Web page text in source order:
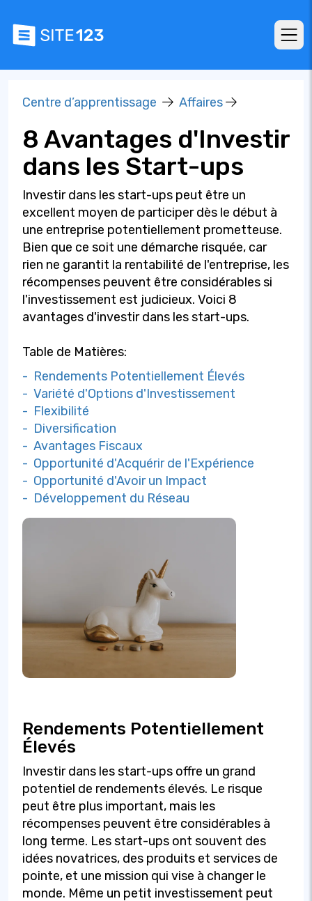
Centre d’apprentissage Affaires
8 Avantages d'Investir
dans les Start-ups
Investir dans les start-ups peut être un
excellent moyen de participer dès le début à
une entreprise potentiellement prometteuse.
Bien que ce soit une démarche risquée, car
rien ne garantit la rentabilité de l'entreprise, les
récompenses peuvent être considérables si
l'investissement est judicieux. Voici 8
avantages d'investir dans les start-ups.
Table de Matières:
- Rendements Potentiellement Élevés
- Variété d'Options d'Investissement
- Flexibilité
- Diversification
- Avantages Fiscaux
- Opportunité d'Acquérir de l'Expérience
- Opportunité d'Avoir un Impact
- Développement du Réseau
Rendements Potentiellement
Élevés
Investir dans les start-ups offre un grand
potentiel de rendements élevés. Le risque
peut être plus important, mais les
récompenses peuvent être considérables à
long terme. Les start-ups ont souvent des
idées novatrices, des produits et services de
pointe, et une mission qui vise à changer le
monde. Même un petit investissement peut